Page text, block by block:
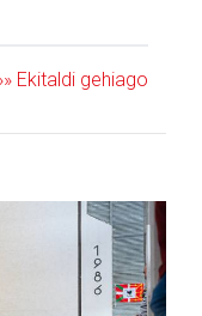
Ekitaldi gehiago